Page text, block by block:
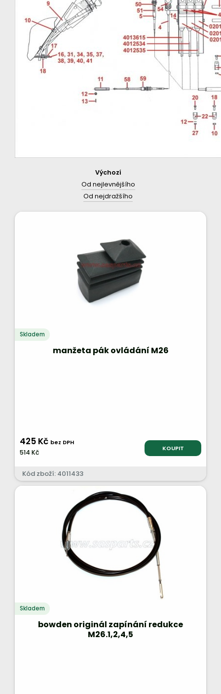
Výchozí
Od nejlevnějšího
Od nejdražšího
Skladem
manžeta pák ovládání M26
425 Kč bez DPH
514 Kč KOUPIT
Kód zboží: 4011433
Skladem
bowden originál zapínání redukce
M26.1,2,4,5